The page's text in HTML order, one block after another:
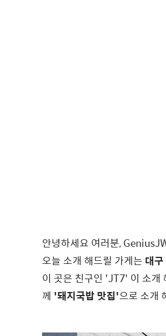
안녕하세요 여러분,
오늘 소개 해드릴 가게는 대
이 곳은 친구인 'JT7' 이 소개
께 '돼지국밥 맛집'으로 소개